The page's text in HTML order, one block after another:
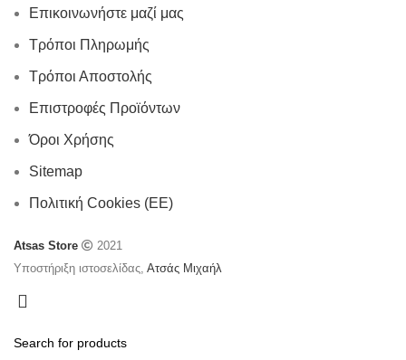
Επικοινωνήστε μαζί μας
Τρόποι Πληρωμής
Τρόποι Αποστολής
Επιστροφές Προϊόντων
Όροι Χρήσης
Sitemap
Πολιτική Cookies (ΕΕ)
Atsas Store
2021
Υποστήριξη ιστοσελίδας, Ατσάς Μιχαήλ